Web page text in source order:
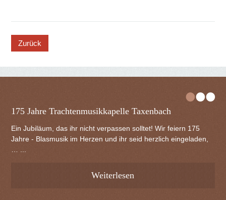
button
•••
175 Jahre Trachtenmusikkapelle Taxenbach
Ein Jubiläum, das ihr nicht verpassen solltet! Wir feiern 175
Jahre - Blasmusik im Herzen und ihr seid herzlich eingeladen,
Weiterlesen